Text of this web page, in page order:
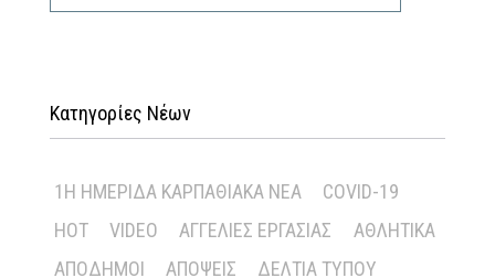
Κατηγορίες Νέων
1Η ΗΜΕΡΊΔΑ ΚΑΡΠΑΘΙΑΚΆ ΝΈΑ
COVID-19
HOT
VIDEO ΑΓΓΕΛΊΕΣ ΕΡΓΑΣΊΑΣ
ΑΘΛΗΤΙΚΆ
ΑΠΌΔΗΜΟΙ
ΑΠΌΨΕΙΣ ΔΕΛΤΊΑ ΤΎΠΟΥ